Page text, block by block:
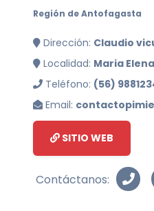
Región de Antofagasta
Dirección: Claudio
Localidad: Maria Elena
Teléfono: (56)
Email:
SITIO WEB
Contáctanos: